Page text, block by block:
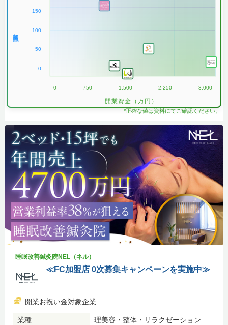
150
100
50
0
0 750 1,500 2,250 3,000
開業資金（万円）
*正確な値は資料にてご確認ください。
睡眠改善鍼灸院NEL（ネル）
≪FC加盟店 0次募集キャンペーンを実施中≫
開業お祝い金対象企業
業種
理美容・整体・リラクゼーション